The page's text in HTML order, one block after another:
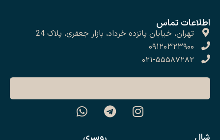
اطلاعات تماس
تهران، خیابان پانزده خرداد، بازار جعفری، پلاک 24
۰۹۱۲۰۳۲۳۹۰۰
۰۲۱-۵۵۵۸۷۲۸۲